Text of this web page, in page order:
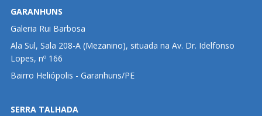
GARANHUNS
Galeria Rui Barbosa
Ala Sul, Sala 208-A (Mezanino), situada na Av. Dr. Idelfonso
Lopes, nº 166
Bairro Heliópolis - Garanhuns/PE
SERRA TALHADA